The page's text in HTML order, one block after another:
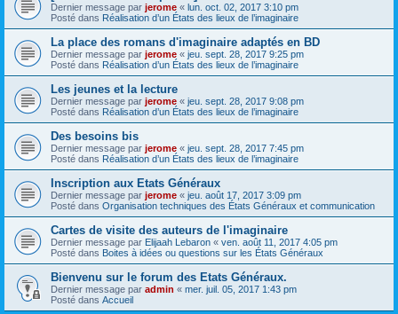
Dernier message par jerome « lun. oct. 02, 2017 3:10 pm
Posté dans Réalisation d’un États des lieux de l’imaginaire
La place des romans d'imaginaire adaptés en BD
Dernier message par jerome « jeu. sept. 28, 2017 9:25 pm
Posté dans Réalisation d’un États des lieux de l’imaginaire
Les jeunes et la lecture
Dernier message par jerome « jeu. sept. 28, 2017 9:08 pm
Posté dans Réalisation d’un États des lieux de l’imaginaire
Des besoins bis
Dernier message par jerome « jeu. sept. 28, 2017 7:45 pm
Posté dans Réalisation d’un États des lieux de l’imaginaire
Inscription aux Etats Généraux
Dernier message par jerome « jeu. août 17, 2017 3:09 pm
Posté dans Organisation techniques des États Généraux et communication
Cartes de visite des auteurs de l'imaginaire
Dernier message par Elijaah Lebaron « ven. août 11, 2017 4:05 pm
Posté dans Boites à idées ou questions sur les États Généraux
Bienvenu sur le forum des Etats Généraux.
Dernier message par admin « mer. juil. 05, 2017 1:43 pm
Posté dans Accueil